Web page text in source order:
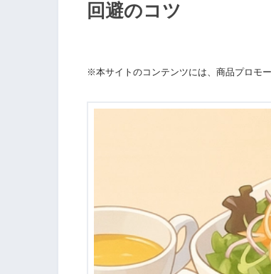
回避のコツ
※本サイトのコンテンツには、商品プロモ